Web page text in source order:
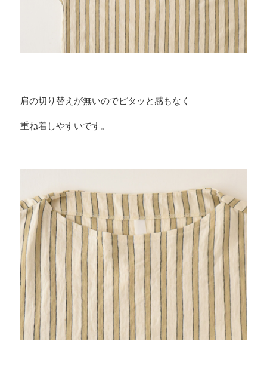
肩の切り替えが無いのでピタッと感もなく
重ね着しやすいです。